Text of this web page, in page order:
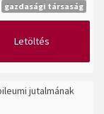
gazdasági társaság
Letöltés
jutalmának